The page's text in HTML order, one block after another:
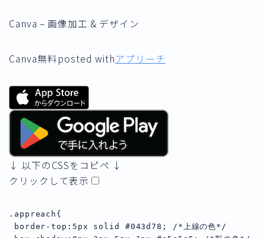
Canva – 画像加工 & デザイン
Canva無料posted withアプリーチ
↓ 以下のCSSをコピペ ↓
クリックして表示
.appreach{
border-top:5px solid #043d78; /*上線の色*/